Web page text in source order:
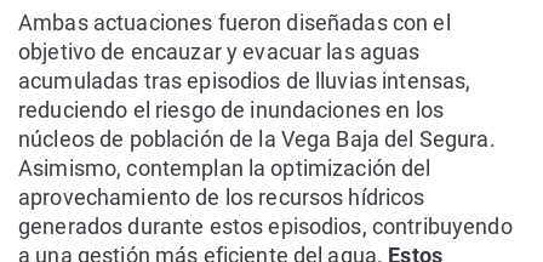
Ambas actuaciones fueron diseñadas con el
objetivo de encauzar y evacuar las aguas
acumuladas tras episodios de lluvias intensas,
reduciendo el riesgo de inundaciones en los
núcleos de población de la Vega Baja del Segura.
Asimismo, contemplan la optimización del
aprovechamiento de los recursos hídricos
generados durante estos episodios, contribuyendo
a una gestión más eficiente del agua. Estos